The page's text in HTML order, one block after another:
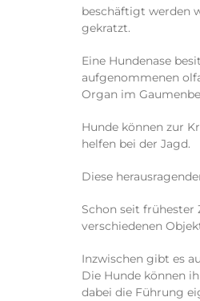
beschäftigt werden
gekratzt.
Eine Hundenase
aufgenommenen
Organ im
Hunde können zur
helfen bei der Jagd.
Diese
Schon seit frühester
verschiedenen
Inzwischen gibt es
Die Hunde können
dabei die Führung